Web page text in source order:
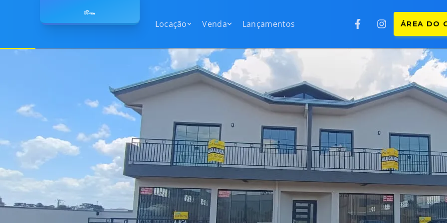
Locação
Apartamentos
Quitinetes
Casas
Terrenos
Comerciais
Áreas rurais
Em condomínios
Venda
Apartamentos
Quitinetes
Casas
Terrenos
Comerciais
Áreas rurais
Em condomínios
Lançamentos ÁREA DO
Quitinetes
Casas
Sobrados
Terrenos
Comerciais
Áreas rurais
Em condomínios
Quitinetes
Casas
Terrenos
Comerciais
Áreas rurais
Em condomínios